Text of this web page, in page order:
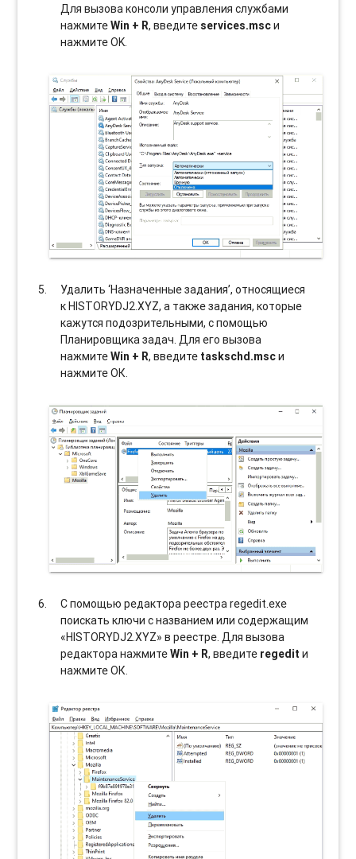
Для вызова консоли управления службами
нажмитеWin + R, введите services.mscи
нажмите OK.
Удалить ‘Назначенные задания’, относящиеся
к HISTORYDJ2.XYZ, а также задания, которые
кажутся подозрительными, с помощью
Планировщика задач. Для его вызова
нажмитеWin + R, введите taskschd.mscи
нажмите ОК.
С помощью редактора реестра regedit.exe
поискать ключи с названием или содержащим
«HISTORYDJ2.XYZ» в реестре. Для вызова
редактора нажмитеWin + R, введите regedit и
нажмите ОК.